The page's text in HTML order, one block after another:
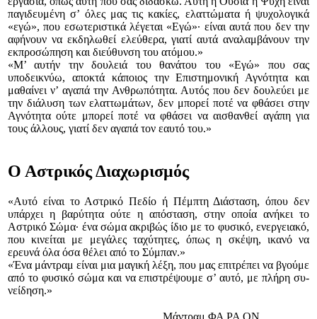
παγιδευ­μέ­νη σ’ όλες μας τις κα­κίες, ελαττώματα ή ψυχο­λο­γι­κά
«εγώ», που ε­σω­τεριστικά λέγεται «Εγώ»∙ είναι αυτά που δεν την
αφήνουν να εκδηλωθεί ελεύθερα, για­τί αυτά αναλαμβάνουν την
εκπρο­σώ­πηση και διεύθυνση του ατόμου.»
«Μ’ αυτήν την δουλειά του θανάτου του «Εγώ» που σας
υποδεικνύω, αποκτά κάποιος την Ε­πιστη­μο­νική Αγνότητα και
μαθαίνει ν’ αγα­πά την Αν­θρωπότητα. Αυτός που δεν δουλεύει με
την διάλυση των ελατ­τω­μάτων, δεν μπορεί ποτέ να φθάσει στην
Α­γνότητα ούτε μπορεί ποτέ να φθάσει να αισθαν­θεί αγάπη για
τους άλλους, γιατί δεν αγαπά τον εαυτό του.»
Ο Αστρικός Διαχωρισμός
«Αυτό είναι το Αστρικό Πεδίο ή Πέμπτη Διάσταση, όπου δεν
υπάρχει η βαρύτητα ούτε η απόσταση, στην οποία ανήκει το
Αστρικό Σώμα∙ ένα σώμα ακριβώς ίδιο με το φυσικό, ενεργεια­κό,
που κινείται με μεγάλες ταχύτη­τες, όπως η σκέψη, ικανό να
ερευνά όλα όσα θέλει από το Σύμπαν.»
«Ένα μάν­τραμ είναι μια μαγι­κή λέξη, που μας επιτρέπει να βγούμε
από το φυσικό σώ­μα και να ε­πι­στρέ­ψουμε σ’ αυ­τό, με πλήρη συ­
νείδηση.»
Μάντραμ ΦΑ ΡΑ ΟΝ